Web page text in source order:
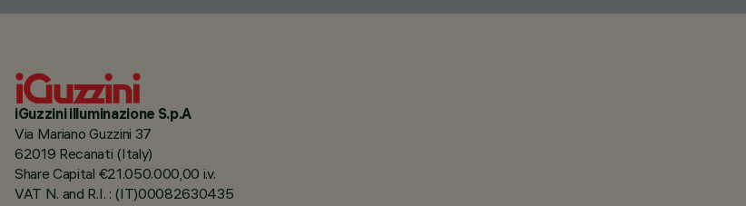
iGuzzini illuminazione S.p.A
Via Mariano Guzzini 37
62019 Recanati (Italy)
Share Capital €21.050.000,00 i.v.
VAT N. and R.I. : (IT)00082630435